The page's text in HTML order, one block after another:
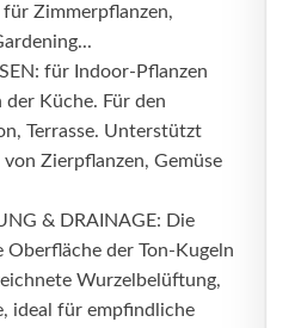
Zimmerpflanzen,
für Indoor-Pflanzen
Küche. Für den
Terrasse. Unterstützt
Zierpflanzen, Gemüse
& DRAINAGE: Die
Oberfläche der Ton-Kugeln
Wurzelbelüftung,
ideal für empfindliche